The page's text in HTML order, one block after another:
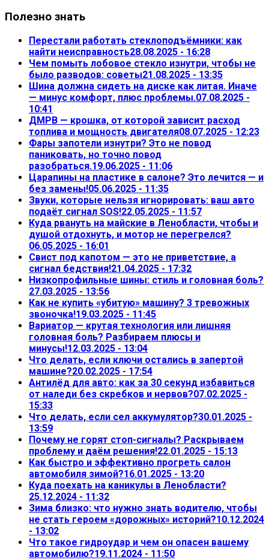
Полезно знать
Перестали работать стеклоподъёмники: как
найти неисправность28.08.2025 - 16:28
Чем помыть лобовое стекло изнутри, чтобы не
было разводов: советы21.08.2025 - 13:35
Шина должна сидеть на диске как литая. Иначе
— минус комфорт, плюс проблемы.07.08.2025 -
10:41
ДМРВ — крошка, от которой зависит расход
топлива и мощность двигателя08.07.2025 - 12:23
Фары запотели изнутри? Это не повод
паниковать, но точно повод
разобраться.19.06.2025 - 11:06
Царапины на пластике в салоне? Это лечится — и
без замены!05.06.2025 - 11:35
Звуки, которые нельзя игнорировать: ваш авто
подаёт сигнал SOS!22.05.2025 - 11:57
Куда рвануть на майские в Ленобласти, чтобы и
душой отдохнуть, и мотор не перегрелся?
06.05.2025 - 16:01
Свист под капотом — это не приветствие, а
сигнал бедствия!21.04.2025 - 17:32
Низкопрофильные шины: стиль и головная боль?
27.03.2025 - 13:56
Как не купить «убитую» машину? 3 тревожных
звоночка!19.03.2025 - 11:45
Вариатор — крутая технология или лишняя
головная боль? Разбираем плюсы и
минусы!12.03.2025 - 13:04
Что делать, если ключи остались в запертой
машине?20.02.2025 - 17:54
Антилёд для авто: как за 30 секунд избавиться
от наледи без скребков и нервов?07.02.2025 -
15:33
Что делать, если сел аккумулятор?30.01.2025 -
13:59
Почему не горят стоп-сигналы? Раскрываем
проблему и даём решения!22.01.2025 - 15:13
Как быстро и эффективно прогреть салон
автомобиля зимой?16.01.2025 - 13:20
Куда поехать на каникулы в Ленобласти?
25.12.2024 - 11:32
Зима близко: что нужно знать водителю, чтобы
не стать героем «дорожных» историй?10.12.2024
- 13:02
Что такое гидроудар и чем он опасен вашему
автомобилю?19.11.2024 - 11:50